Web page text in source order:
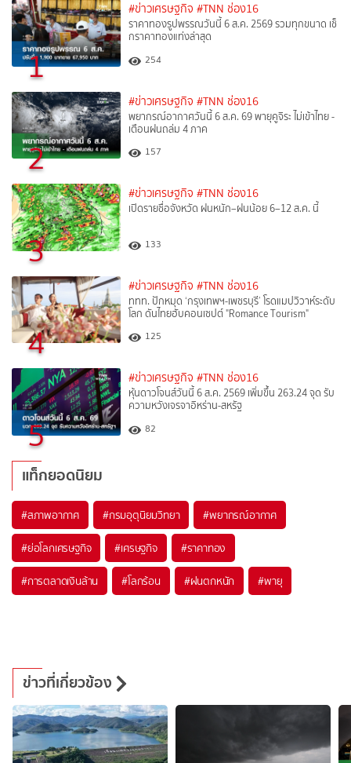
1
#ข่าวเศรษฐกิจ #TNN ช่อง16
ราคาทองรูปพรรณวันนี้ 6 ส.ค. 2569 รวมทุกขนาด เช็
กราคาทองแท่งล่าสุด
254
2
#ข่าวเศรษฐกิจ #TNN ช่อง16
พยากรณ์อากาศวันนี้ 6 ส.ค. 69 พายุคูจิระ ไม่เข้าไทย -
เตือนฝนถล่ม 4 ภาค
157
3
#ข่าวเศรษฐกิจ #TNN ช่อง16
เปิดรายชื่อจังหวัด ฝนหนัก–ฝนน้อย 6–12 ส.ค. นี้
133
4
#ข่าวเศรษฐกิจ #TNN ช่อง16
ททท. ปักหมุด ‘กรุงเทพฯ-เพชรบุรี’ โรดแมปวิวาห์ระดับ
โลก ดันไทยฮับคอนเซปต์ "Romance Tourism"
125
5
#ข่าวเศรษฐกิจ #TNN ช่อง16
หุ้นดาวโจนส์วันนี้ 6 ส.ค. 2569 เพิ่มขึ้น 263.24 จุด รับ
ความหวังเจรจาอิหร่าน-สหรัฐ
82
แท็กยอดนิยม
#สภาพอากาศ #กรมอุตุนิยมวิทยา #พยากรณ์อากาศ
#ย่อโลกเศรษฐกิจ #เศรษฐกิจ #ราคาทอง
#การตลาดเงินล้าน #โลกร้อน #ฝนตกหนัก #พายุ
ข่าวที่เกี่ยวข้อง